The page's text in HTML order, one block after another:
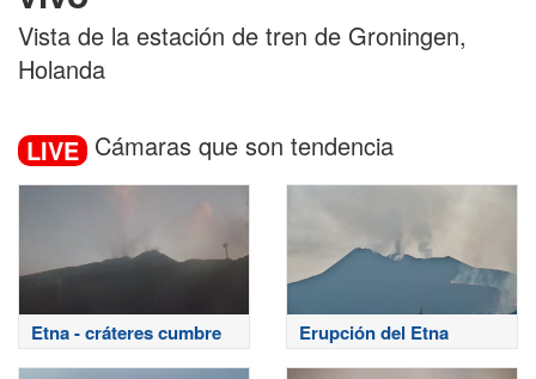
Vista de la estación de tren de Groningen,
Holanda
LIVE Cámaras que son tendencia
Etna - cráteres cumbre Erupción del Etna